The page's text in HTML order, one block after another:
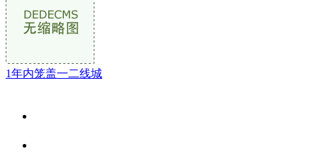
1年内笼盖一二线城